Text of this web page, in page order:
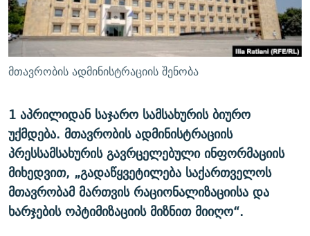
ᲛᲝᲚᲐᲞᲐᲠᲐᲙᲔ ᲢᲔᲥᲡᲢᲔᲑᲘ
ᲨᲘᲜ - ᲣᲪᲮᲝᲔᲗᲨᲘ
ᲚᲘᲢᲔᲠᲐᲢᲣᲠᲣᲚᲘ ᲬᲐᲮᲜᲐᲒᲔᲑᲘ
ᲘᲛᲞᲔᲠᲘᲐ ᲓᲐ ᲠᲐᲓᲘᲝ
ᲩᲔᲛᲘ ᲡᲘᲙᲕᲓᲘᲚᲘᲡ ᲛᲘᲖᲔᲖᲘᲐ COVID-19
11 ᲬᲔᲚᲘ - 11 ᲐᲛᲑᲐᲕᲘ
ᲡᲐᲞᲐᲠᲚᲐᲛᲔᲜᲢᲝ ᲐᲠᲩᲔᲕᲜᲔᲑᲘᲡ ᲘᲡᲢᲝᲠᲘᲐ
5 ᲐᲛᲑᲐᲕᲘ - 20 ᲘᲕᲜᲘᲡᲡ ᲓᲐᲨᲐᲕᲔᲑᲣᲚᲔᲑᲘ
ᲐᲒᲕᲘᲡᲢᲝᲡ ᲝᲛᲘ
ПРИВЕТ ᲙᲣᲚᲢᲣᲠᲐ
ᲒᲐᲛᲝᲘᲬᲔᲠᲔ
რთე/რთ-ის ყველა საიტი
მთავრობის ადმინისტრაციის შენობა
1 აპრილიდან საჯარო სამსახურის ბიურო
უქმდება. მთავრობის ადმინისტრაციის
პრესსამსახურის გავრცელებული ინფორმაციის
მიხედვით, „გადაწყვეტილება საქართველოს
მთავრობამ მართვის რაციონალიზაციისა და
ხარჯების ოპტიმიზაციის მიზნით მიიღო“.